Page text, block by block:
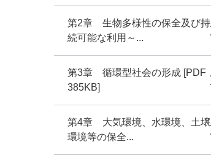
第2章 生物多様性の保全及び持
続可能な利用～...
第3章 循環型社会の形成 [PDF
385KB]
第4章 大気環境、水環境、土壌
環境等の保全...